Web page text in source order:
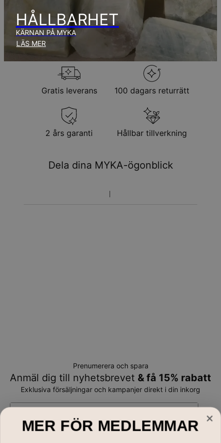
produktionstid.
Returpolicy
Observera att personliga smycken är unika och endast kan
returneras för utbyte eller butikskredit
HÅLLBARHET
KÄRNAN PÅ MYKA
LÄS MER
Gratis leverans 100 dagars returrätt
2 års garanti Hållbar tillverkning
Dela dina MYKA-ögonblick
Prenumerera och spara
Anmäl dig till nyhetsbrevet & få 15% rabatt
Exklusiva försäljningar och kampanjer direkt i din inkorg
MER FÖR MEDLEMMAR